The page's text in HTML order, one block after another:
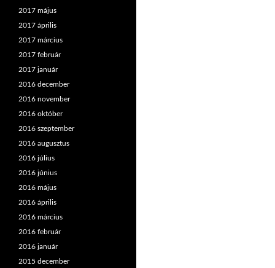
2017 május
2017 április
2017 március
2017 február
2017 január
2016 december
2016 november
2016 október
2016 szeptember
2016 augusztus
2016 július
2016 június
2016 május
2016 április
2016 március
2016 február
2016 január
2015 december